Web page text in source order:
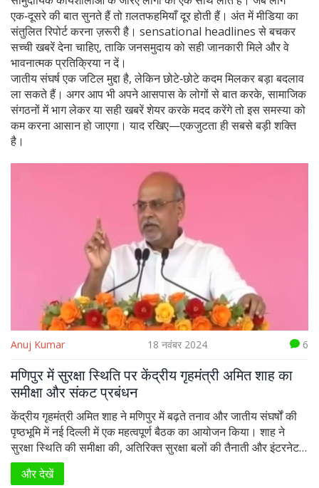
एक‑दूसरे की बात सुनते हैं तो ग़लतफहमियाँ दूर होती हैं। अंत में मीडिया का
संतुलित रिपोर्ट करना ज़रूरी है। sensational headlines से बचकर
सच्ची खबरें देना चाहिए, ताकि जनसमुदाय को सही जानकारी मिले और वे
भावनात्मक प्रतिक्रिया न दें।
जातीय संघर्ष एक जटिल मुद्दा है, लेकिन छोटे‑छोटे कदम मिलकर बड़ा बदलाव
ला सकते हैं। अगर आप भी अपने आसपास के लोगों से बात करके, सामाजिक
संगठनों में भाग लेकर या सही खबरें शेयर करके मदद करेंगे तो इस समस्या को
कम करना आसान हो जाएगा। याद रखिए—एकजुटता ही सबसे बड़ी शक्ति
है।
Anuj Kumar 18 नवंबर 2024 6
मणिपुर में सुरक्षा स्थिति पर केंद्रीय गृहमंत्री अमित शाह का
समीक्षा और संकट प्रबंधन
केंद्रीय गृहमंत्री अमित शाह ने मणिपुर में बढ़ते तनाव और जातीय संघर्षों की
पृष्ठभूमि में नई दिल्ली में एक महत्वपूर्ण बैठक का आयोजन किया। शाह ने
सुरक्षा स्थिति की समीक्षा की, अतिरिक्त सुरक्षा बलों की तैनाती और इंटरनेट
सेवाओं के निलंबन के विषय पर चर्चा की। नागरिकों से शांति बनाए रखने की
अपील की गई है, जबकि कई मामले राष्ट्रीय जांच एजेंसी को सौंपे गए हैं।
और देखें